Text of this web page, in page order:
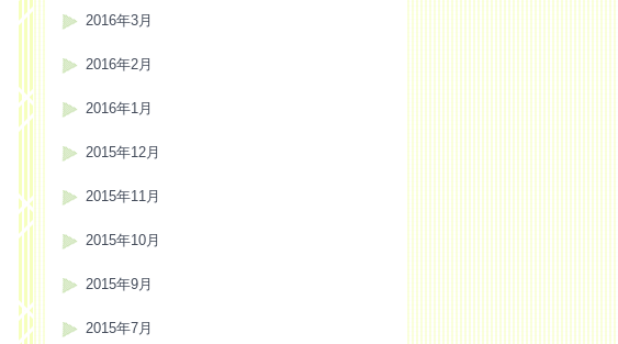
2016年3月
2016年2月
2016年1月
2015年12月
2015年11月
2015年10月
2015年9月
2015年7月